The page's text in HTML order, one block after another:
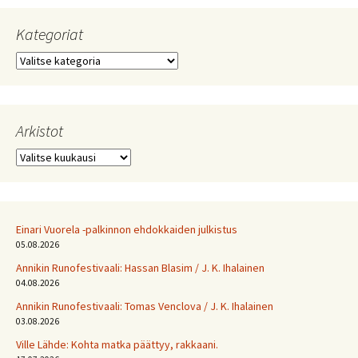
Kategoriat
Kategoriat
Arkistot
Arkistot
Einari Vuorela -palkinnon ehdokkaiden julkistus
05.08.2026
Annikin Runofestivaali: Has­san Bla­sim / J. K. Ihalainen
04.08.2026
Annikin Runofestivaali: Tomas Venclova / J. K. Ihalainen
03.08.2026
Ville Lähde: Kohta matka päättyy, rakkaani.